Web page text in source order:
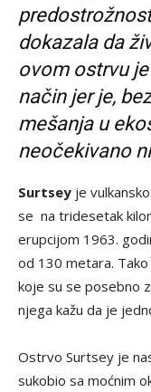
dokazala da
ovom ostrvu
način jer je,
mešanja u
neočekivano
Surtsey je
se na tridesetak
erupcijom 1963.
od 130 metara.
koje su se posebno
njega kažu da je
Ostrvo Surtsey je
sukobio sa moćnim